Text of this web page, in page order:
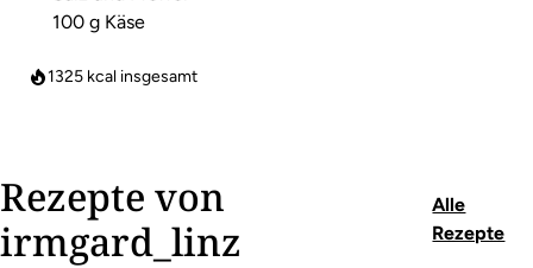
100 g Käse
1325 kcal insgesamt
Rezepte von
irmgard_linz
Alle
Rezepte